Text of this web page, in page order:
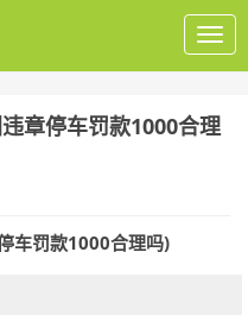
章停车罚款1000合理
车罚款1000合理吗)